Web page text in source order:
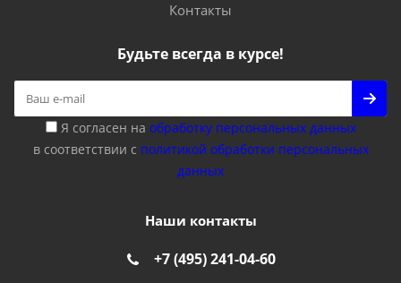
Контакты
Будьте всегда в курсе!
Я согласен на обработку персональных данных
в соответствии с политикой обработки персональных
данных
Наши контакты
+7 (495) 241-04-60